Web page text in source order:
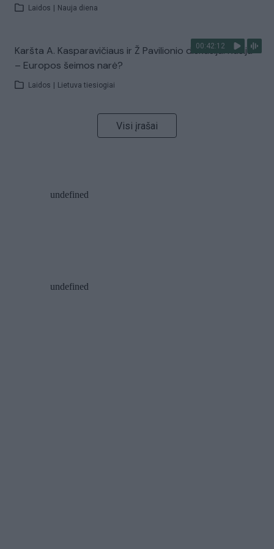
Laidos Nauja diena
00:42:12
Karšta A. Kasparavičiaus ir Ž Pavilionio diskusija: Rusija
– Europos šeimos narė?
Laidos Lietuva tiesiogiai
Visi įrašai